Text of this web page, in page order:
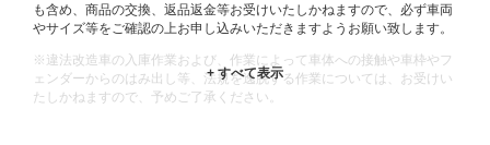
も含め、商品の交換、返品返金等お受けいたしかねますので、必ず車両
やサイズ等をご確認の上お申し込みいただきますようお願い致します。
※違法改造車の入庫作業および、作業によって車体への接触や車枠やフ
ェンダーからのはみ出し等、法規を逸脱する作業については、お受けい
たしかねますので、予めご了承ください。